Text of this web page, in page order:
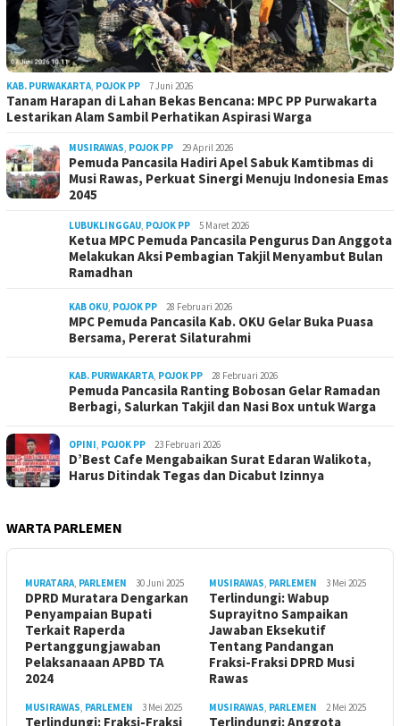
KAB. PURWAKARTA, POJOK PP 7 Juni 2026
Tanam Harapan di Lahan Bekas Bencana: MPC PP Purwakarta
Lestarikan Alam Sambil Perhatikan Aspirasi Warga
MUSIRAWAS, POJOK PP 29 April 2026
Pemuda Pancasila Hadiri Apel Sabuk Kamtibmas di
Musi Rawas, Perkuat Sinergi Menuju Indonesia Emas
2045
LUBUKLINGGAU, POJOK PP 5 Maret 2026
Ketua MPC Pemuda Pancasila Pengurus Dan Anggota
Melakukan Aksi Pembagian Takjil Menyambut Bulan
Ramadhan
KAB OKU, POJOK PP 28 Februari 2026
MPC Pemuda Pancasila Kab. OKU Gelar Buka Puasa
Bersama, Pererat Silaturahmi
KAB. PURWAKARTA, POJOK PP 28 Februari 2026
Pemuda Pancasila Ranting Bobosan Gelar Ramadan
Berbagi, Salurkan Takjil dan Nasi Box untuk Warga
OPINI, POJOK PP 23 Februari 2026
D’Best Cafe Mengabaikan Surat Edaran Walikota,
Harus Ditindak Tegas dan Dicabut Izinnya
WARTA PARLEMEN
MURATARA, PARLEMEN 30 Juni 2025
DPRD Muratara Dengarkan
Penyampaian Bupati
Terkait Raperda
Pertanggungjawaban
Pelaksanaaan APBD TA
2024
MUSIRAWAS, PARLEMEN 3 Mei 2025
Terlindungi: Wabup
Suprayitno Sampaikan
Jawaban Eksekutif
Tentang Pandangan
Fraksi-Fraksi DPRD Musi
Rawas
MUSIRAWAS, PARLEMEN 3 Mei 2025
Terlindungi: Fraksi-Fraksi
MUSIRAWAS, PARLEMEN 2 Mei 2025
Terlindungi: Anggota